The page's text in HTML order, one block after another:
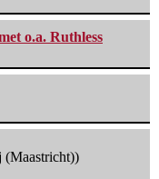
o.a. Ruthless